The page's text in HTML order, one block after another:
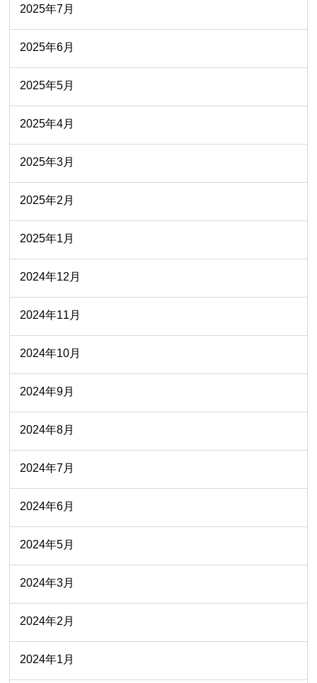
2025年7月
2025年6月
2025年5月
2025年4月
2025年3月
2025年2月
2025年1月
2024年12月
2024年11月
2024年10月
2024年9月
2024年8月
2024年7月
2024年6月
2024年5月
2024年3月
2024年2月
2024年1月